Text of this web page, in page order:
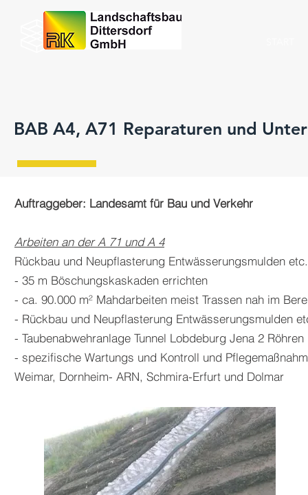
BAB A4, A71 Reparaturen und
Auftraggeber: Landesamt für Bau und Verkehr
Arbeiten an der A 71 und A 4
Rückbau und Neupflasterung Entwässerungsmulden
- 35 m Böschungskaskaden errichten
- ca. 90.000 m² Mahdarbeiten meist Trassen nah im
- Rückbau und Neupflasterung Entwässerungsmulden
- Taubenabwehranlage Tunnel Lobdeburg Jena 2 Röhren
- spezifische Wartungs und Kontroll und
Weimar, Dornheim- ARN, Schmira-Erfurt und Dolmar